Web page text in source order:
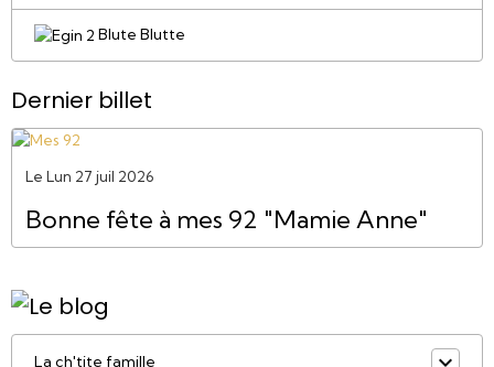
Blute Blutte
Dernier billet
Le Lun 27 juil 2026
Bonne fête à mes 92 "Mamie Anne"
La ch'tite famille